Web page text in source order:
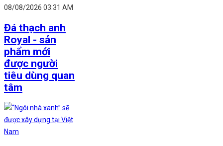
08/08/2026 03:31 AM
Đá thạch anh
Royal - sản
phẩm mới
được người
tiêu dùng quan
tâm